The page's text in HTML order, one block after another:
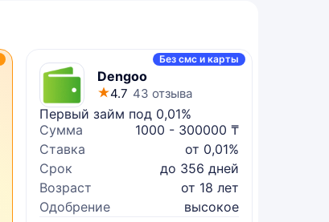
Без смс и карты
Dengoo
4.7 43 отзыва
Первый займ под 0,01%
Сумма
1000 - 300000 ₸
Ставка
от 0,01%
Срок
до 356 дней
Возраст
от 18 лет
Одобрение
высокое